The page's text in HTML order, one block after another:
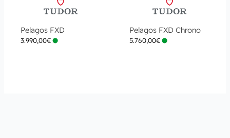
Pelagos FXD
3.990,00€
Pelagos FXD Chrono
5.760,00€